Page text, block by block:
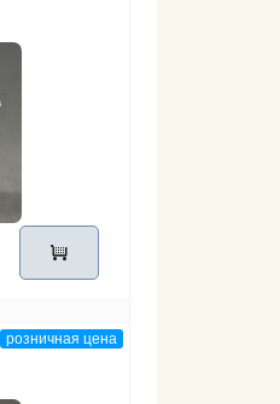
розничная цена